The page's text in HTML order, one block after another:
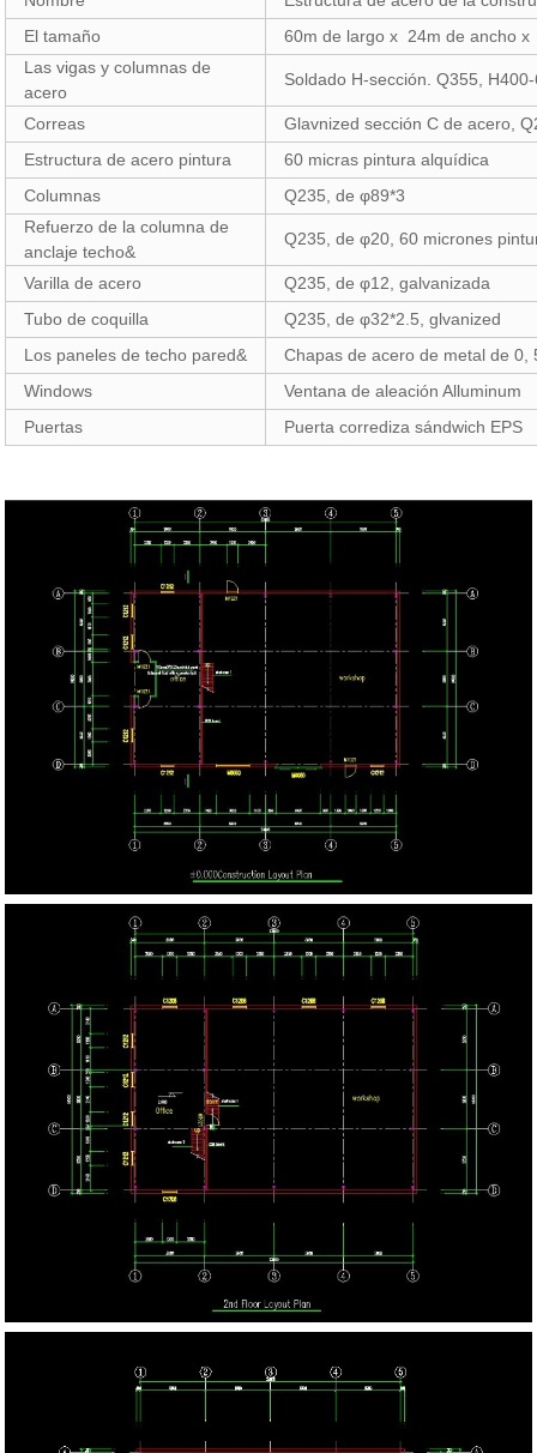
El tamaño
60m de largo x 24m de ancho
Las vigas y columnas de
acero
Soldado H-sección. Q355,
Correas
Glavnized sección C de acero,
Estructura de acero pintura
60 micras pintura alquídica
Columnas
Q235, de φ89*3
Refuerzo de la columna de
anclaje techo&
Q235, de φ20, 60 micrones
Varilla de acero
Q235, de φ12, galvanizada
Tubo de coquilla
Q235, de φ32*2.5, glvanized
Los paneles de techo pared&
Chapas de acero de metal de 0,
Windows
Ventana de aleación Alluminum
Puertas
Puerta corrediza sándwich EPS